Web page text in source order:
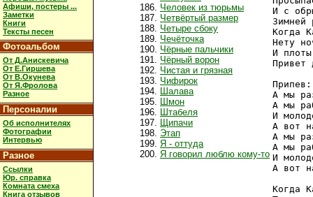
Афиши, постеры ...
Заметки
Книги
Тексты песен
Фотоальбом
От Д.Анискевича
От Е.Гиршева
От В.Окунева
От Я.Фролова
Разное
Персоналии
Об исполнителях
Фотографии
Интервью
Разное
Ссылки
Юр. справка
Комната смеха
Книга отзывов
Человек из тюрьмы
Четвёртый размер
Четыре сбоку
Чечёточка
Чёрные пальчики
Чёрный ворон
Чистая и грязная
Чифирок
Шалава
Шмон
Штабеля
Щипачи
Этап
Я - оттуда
Я говорил люблю кому-то
И с
Зимней
Когда
Нету
И
Привет
Припев:
А мы
А мы
И
А вот
А мы
А мы
И
А вот
Когда